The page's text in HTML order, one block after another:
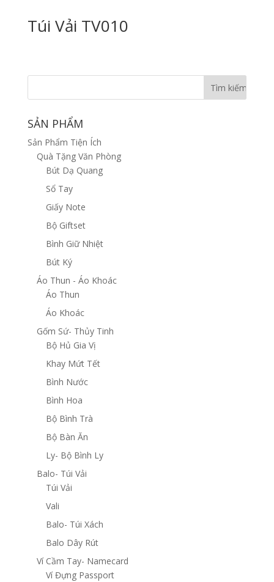
Túi Vải TV010
SẢN PHẨM
Sản Phẩm Tiện Ích
Quà Tặng Văn Phòng
Bút Dạ Quang
Sổ Tay
Giấy Note
Bộ Giftset
Bình Giữ Nhiệt
Bút Ký
Áo Thun - Áo Khoác
Áo Thun
Áo Khoác
Gốm Sứ- Thủy Tinh
Bộ Hủ Gia Vị
Khay Mứt Tết
Bình Nước
Bình Hoa
Bộ Bình Trà
Bộ Bàn Ăn
Ly- Bộ Bình Ly
Balo- Túi Vải
Túi Vải
Vali
Balo- Túi Xách
Balo Dây Rút
Ví Cầm Tay- Namecard
Ví Đựng Passport